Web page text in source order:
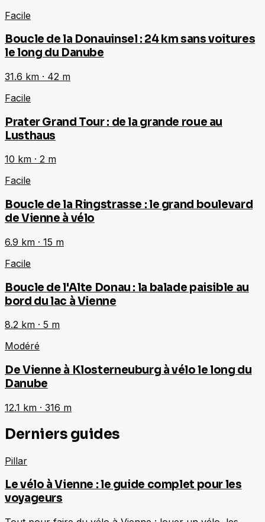
Facile
Boucle de la Donauinsel : 24 km sans voitures
le long du Danube
31.6 km · 42 m
Facile
Prater Grand Tour : de la grande roue au
Lusthaus
10 km · 2 m
Facile
Boucle de la Ringstrasse : le grand boulevard
de Vienne à vélo
6.9 km · 15 m
Facile
Boucle de l'Alte Donau : la balade paisible au
bord du lac à Vienne
8.2 km · 5 m
Modéré
De Vienne à Klosterneuburg à vélo le long du
Danube
12.1 km · 316 m
Derniers guides
Pillar
Le vélo à Vienne : le guide complet pour les
voyageurs